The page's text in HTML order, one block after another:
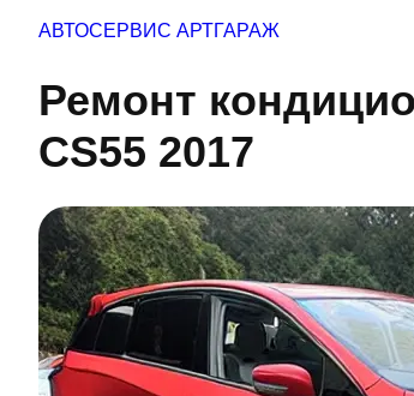
АВТОСЕРВИС АРТГАРАЖ
Ремонт
CS55 2017